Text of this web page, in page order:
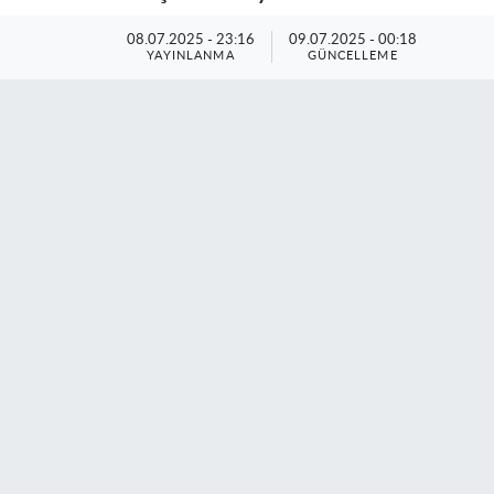
08.07.2025 - 23:16
YAYINLANMA
09.07.2025 - 00:18
GÜNCELLEME